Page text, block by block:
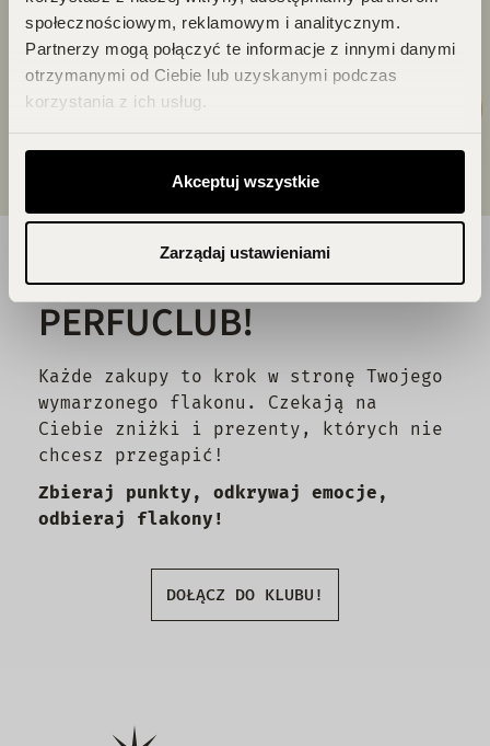
społecznościowym, reklamowym i analitycznym.
Partnerzy mogą połączyć te informacje z innymi danymi
otrzymanymi od Ciebie lub uzyskanymi podczas
korzystania z ich usług.
Akceptuj wszystkie
Zarządaj ustawieniami
DOŁĄCZ DO ŚWIATA
PERFUCLUB!
Każde zakupy to krok w stronę Twojego
wymarzonego flakonu. Czekają na
Ciebie zniżki i prezenty, których nie
chcesz przegapić!
Zbieraj punkty, odkrywaj emocje,
odbieraj flakony!
DOŁĄCZ DO KLUBU!